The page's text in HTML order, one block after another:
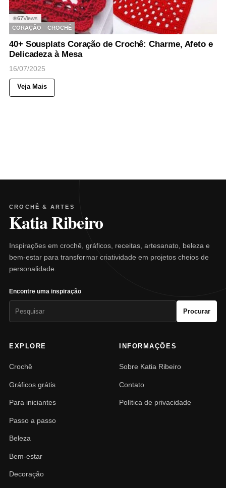
◉67Views
CORAÇÃO
CROCHÊ
40+ Sousplats Coração de Crochê: Charme, Afeto e
Delicadeza à Mesa
16/07/2025
Veja Mais
CROCHÊ & ARTES
Katia Ribeiro
Inspirações em crochê, gráficos, receitas, artesanato, beleza e
bem-estar para transformar criatividade em projetos cheios de
personalidade.
Encontre uma inspiração
Procurar
EXPLORE
Crochê
Gráficos grátis
Para iniciantes
Passo a passo
Beleza
Bem-estar
Decoração
INFORMAÇÕES
Sobre Katia Ribeiro
Contato
Política de privacidade